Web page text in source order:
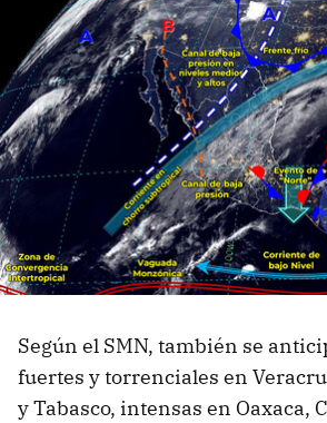
Según el SMN, también se
fuertes y torrenciales en
y Tabasco, intensas en Oaxaca,